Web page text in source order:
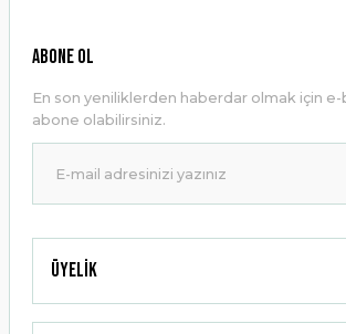
Ürün resmi kalitesiz, bozuk veya
Ürün bilgilerinde hatalar bulunuyor.
Ürün fiyatı diğer sitelerden daha pahalı.
Bu ürüne benzer farklı alternatifler olmalı.
Gönder
Üyelik
ABONE OL
En son yeniliklerden haberdar olmak için
abone olabilirsiniz.